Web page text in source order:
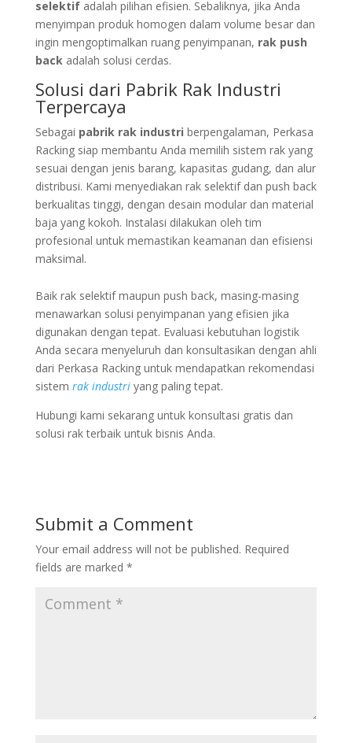
selektifadalah pilihan efisien. Sebaliknya, jika Anda
menyimpan produk homogen dalam volume besar dan
ingin mengoptimalkan ruang penyimpanan, rak push
backadalah solusi cerdas.
Solusi dari Pabrik Rak Industri
Terpercaya
Sebagai pabrik rak industri berpengalaman, Perkasa
Racking siap membantu Anda memilih sistem rak yang
sesuai dengan jenis barang, kapasitas gudang, dan alur
distribusi. Kami menyediakan rak selektif dan push back
berkualitas tinggi, dengan desain modular dan material
baja yang kokoh. Instalasi dilakukan oleh tim
profesional untuk memastikan keamanan dan efisiensi
maksimal.
Baik rak selektif maupun push back, masing-masing
menawarkan solusi penyimpanan yang efisien jika
digunakan dengan tepat. Evaluasi kebutuhan logistik
Anda secara menyeluruh dan konsultasikan dengan ahli
dari Perkasa Racking untuk mendapatkan rekomendasi
sistem rak industriyang paling tepat.
Hubungi kami sekarang untuk konsultasi gratis dan
solusi rak terbaik untuk bisnis Anda.
Submit a Comment
Your email address will not be published. Required
fields are marked *